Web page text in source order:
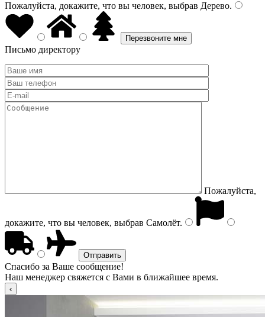
Пожалуйста, докажите, что вы человек, выбрав Дерево.
Письмо директору
Пожалуйста,
докажите, что вы человек, выбрав Самолёт.
Спасибо за Ваше сообщение!
Наш менеджер свяжется с Вами в ближайшее время.